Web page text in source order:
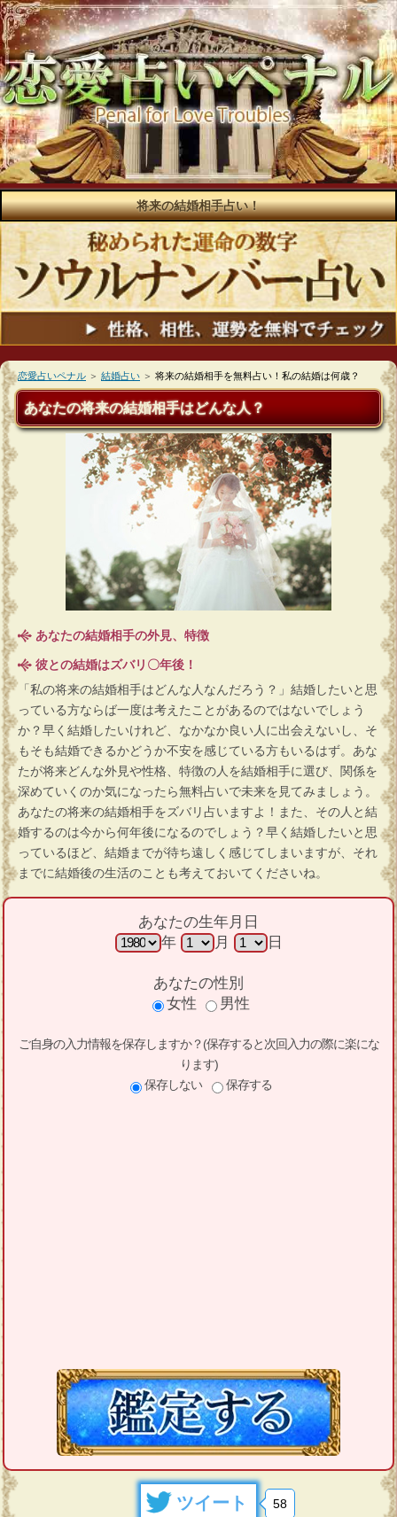
将来の結婚相手占い！
恋愛占いペナル ＞ 結婚占い ＞ 将来の結婚相手を無料占い！私の結婚は何歳？
あなたの将来の結婚相手はどんな人？
あなたの結婚相手の外見、特徴
彼との結婚はズバリ〇年後！
「私の将来の結婚相手はどんな人なんだろう？」結婚したいと思
っている方ならば一度は考えたことがあるのではないでしょう
か？早く結婚したいけれど、なかなか良い人に出会えないし、そ
もそも結婚できるかどうか不安を感じている方もいるはず。あな
たが将来どんな外見や性格、特徴の人を結婚相手に選び、関係を
深めていくのか気になったら無料占いで未来を見てみましょう。
あなたの将来の結婚相手をズバリ占いますよ！また、その人と結
婚するのは今から何年後になるのでしょう？早く結婚したいと思
っているほど、結婚までが待ち遠しく感じてしまいますが、それ
までに結婚後の生活のことも考えておいてくださいね。
あなたの生年月日
年
月 日
あなたの性別
女性
男性
ご自身の入力情報を保存しますか？(保存すると次回入力の際に楽にな
ります)
保存しない
保存する
ツイート 58